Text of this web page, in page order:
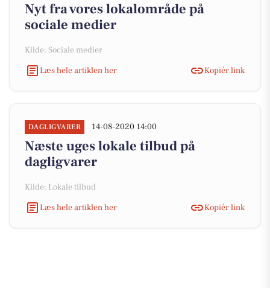
Nyt fra vores lokalområde på
sociale medier
Kilde: Sociale medier
Læs hele artiklen her
Kopiér link
DAGLIGVARER 14-08-2020 14:00
Næste uges lokale tilbud på
dagligvarer
Kilde: Lokale tilbud
Læs hele artiklen her
Kopiér link